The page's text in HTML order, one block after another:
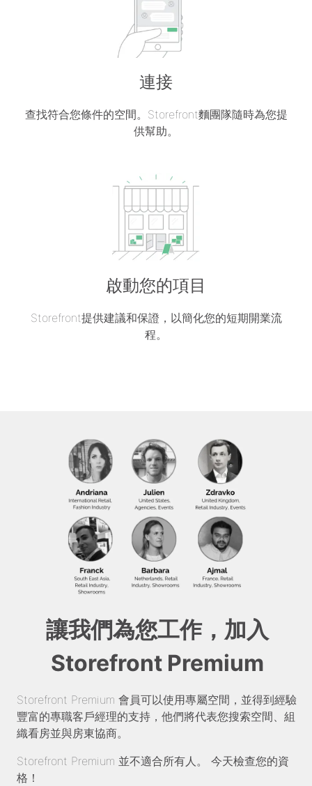
連接
查找符合您條件的空間。Storefront麵團隊隨時為您提
供幫助。
啟動您的項目
Storefront提供建議和保證，以簡化您的短期開業流
程。
讓我們為您工作，加入
Storefront Premium
Storefront Premium 會員可以使用專屬空間，並得到經驗
豐富的專職客戶經理的支持，他們將代表您搜索空間、組
織看房並與房東協商。
Storefront Premium 並不適合所有人。 今天檢查您的資
格！